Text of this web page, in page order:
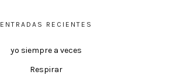
ENTRADAS RECIENTES
yo siempre a veces
Respirar